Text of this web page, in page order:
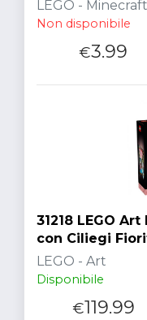
LEGO - Minecraft
Non disponibile
€3.99
31218 LEGO
con Ciliegi
LEGO - Art
Disponibile
€119.99